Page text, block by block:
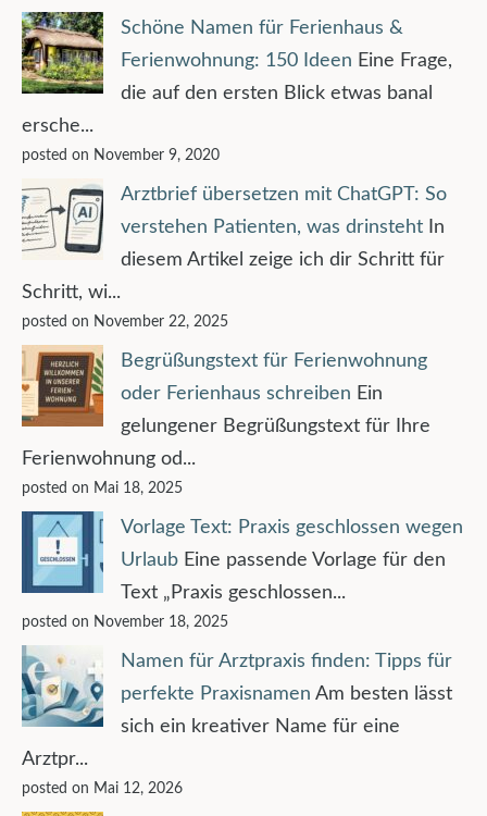
Schöne Namen für Ferienhaus &
Ferienwohnung: 150 Ideen Eine Frage,
die auf den ersten Blick etwas banal
ersche...
posted on November 9, 2020
Arztbrief übersetzen mit ChatGPT: So
verstehen Patienten, was drinsteht
In
diesem Artikel zeige ich dir Schritt für
Schritt, wi...
posted on November 22, 2025
Begrüßungstext für Ferienwohnung
oder Ferienhaus schreiben Ein
gelungener Begrüßungstext für Ihre
Ferienwohnung od...
posted on Mai 18, 2025
Vorlage Text: Praxis geschlossen wegen
Urlaub Eine passende Vorlage für den
Text „Praxis geschlossen...
posted on November 18, 2025
Namen für Arztpraxis finden: Tipps für
perfekte Praxisnamen Am besten lässt
sich ein kreativer Name für eine
Arztpr...
posted on Mai 12, 2026